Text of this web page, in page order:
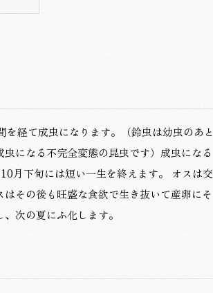
経て成虫になります。（鈴虫は幼虫のあと
になる不完全変態の昆虫です）成虫になる
月下旬には短い一生を終えます。 オスは交
その後も旺盛な食欲で生き抜いて産卵にそ
次の夏にふ化します。